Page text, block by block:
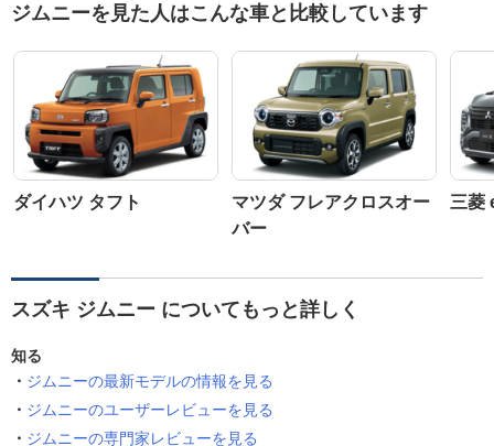
ジムニーを見た人はこんな車と比較しています
ダイハツ タフト
マツダ フレアクロスオー
バー
三菱
スズキ ジムニー についてもっと詳しく
知る
ジムニーの最新モデルの情報を見る
ジムニーのユーザーレビューを見る
ジムニーの専門家レビューを見る